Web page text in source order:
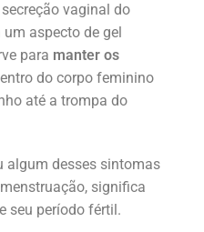
vaginal do
aspecto de gel
para manter os
do corpo feminino
até a trompa do
algum desses sintomas
significa
seu período fértil.